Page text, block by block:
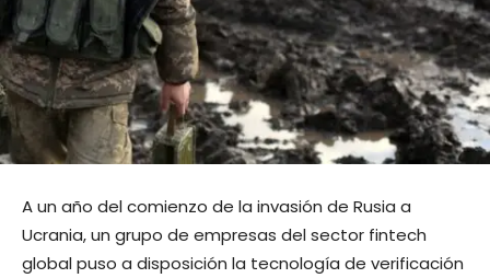
A un año del comienzo de la invasión de Rusia a
Ucrania, un grupo de empresas del sector fintech
global puso a disposición la tecnología de verificación